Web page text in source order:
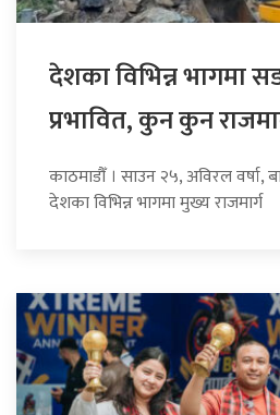
देशका विभिन्न भागमा
प्रभावित, कुन कुन
काठमाडौँ । साउन २५, अविरल वर्षा,
देशका विभिन्न भागमा मुख्य राजमार्ग